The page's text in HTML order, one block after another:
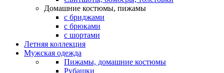
Домашние костюмы, пижамы
с бриджами
с брюками
с шортами
Летняя коллекция
Мужская одежда
Пижамы, домашние костюмы
Рубашки